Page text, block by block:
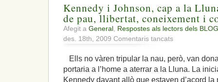
Kennedy i Johnson, cap a la
de pau, llibertat, coneixement i
Afegit a General Respostes als lectors dels
des. 18th, 2009 Comentaris tancats
Johnson,
cap
a
Ells no vàren tripular la nau, però, van
portaria a l’home a aterrar a la Lluna. La
Kennedy davant allò que estaven d’acord